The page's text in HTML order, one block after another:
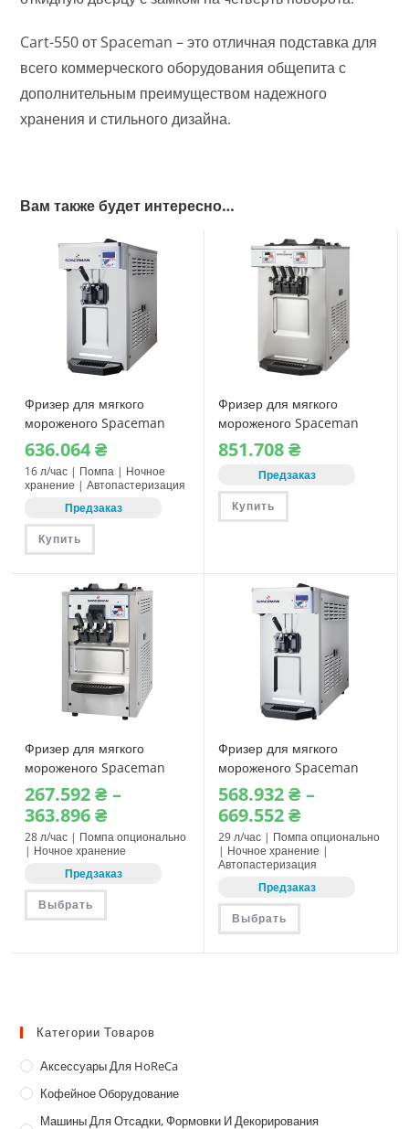
Cart-550 от Spaceman – это отличная подставка для
всего коммерческого оборудования общепита с
дополнительным преимуществом надежного
хранения и стильного дизайна.
Вам также будет интересно…
Фризер для мягкого
мороженого Spaceman
6210AB-C с
автопастеризацией
636.064₴
16 л/час | Помпа | Ночное
хранение | Автопастеризация
Предзаказ
Купить
Фризер для мягкого
мороженого Spaceman
6234AB-C (2 вкуса + микс,
помпа)
851.708₴
Предзаказ
Купить
Фризер для мягкого
мороженого Spaceman
6225 / 6225A
267.592₴ –
363.896₴Диапазон
цен:
267.592 ₴
–
363.896 ₴
28 л/час | Помпа опционально
| Ночное хранение
Предзаказ
Выбрать
Этот
имеет
Фризер для мягкого
мороженого Spaceman
6228B-C / 6228AB-C
568.932₴ –
669.552₴Диапазон
цен:
568.932 ₴
–
669.552 ₴
29 л/час | Помпа опционально
| Ночное хранение |
Автопастеризация
Предзаказ
Выбрать
Этот
имеет
Категории Товаров
Аксессуары Для HoReCa
Кофейное Оборудование
Машины Для Отсадки, Формовки И Декорирования